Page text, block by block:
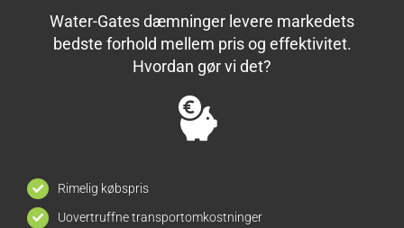
Water-Gates dæmninger levere markedets
bedste forhold mellem pris og effektivitet.
Hvordan gør vi det?
Rimelig købspris
Uovertruffne transportomkostninger